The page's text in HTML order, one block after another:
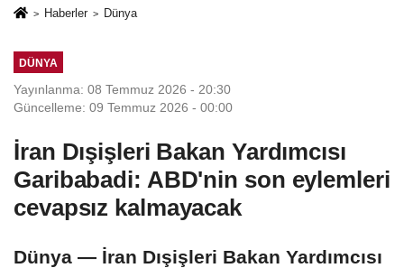
seçeneğini
iddia edildi
Haberler Dünya
DÜNYA
Yayınlanma: 08 Temmuz 2026 - 20:30
Güncelleme: 09 Temmuz 2026 - 00:00
İran Dışişleri Bakan Yardımcısı
Garibabadi: ABD'nin son eylemleri
cevapsız kalmayacak
Dünya — İran Dışişleri Bakan Yardımcısı